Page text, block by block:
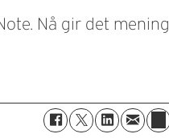
Nå gir det mening